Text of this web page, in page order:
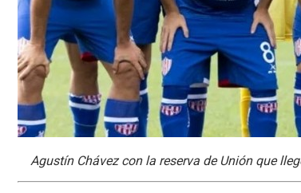
Agustín Chávez con la reserva de Unión que